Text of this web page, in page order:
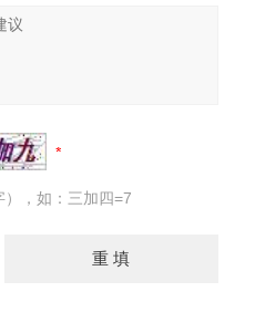
，如：三加四=7